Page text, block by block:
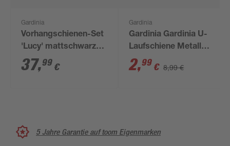
Gardinia
Vorhangschienen-Set
'Lucy' mattschwarz
230 cm
37,99 €
Gardinia
Gardinia Gardinia U-
Laufschiene Metall
110 cm
2,99 € 8,99 €
5 Jahre Garantie auf toom Eigenmarken